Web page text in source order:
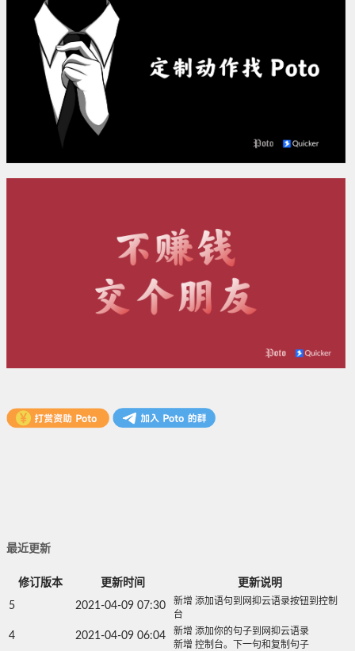
最近更新
修订版本 更新时间 更新说明
5 2021-04-09 07:30
新增 添加语句到网抑云语录按钮到控制
台
4 2021-04-09 06:04
新增 添加你的句子到网抑云语录
新增 控制台。下一句和复制句子